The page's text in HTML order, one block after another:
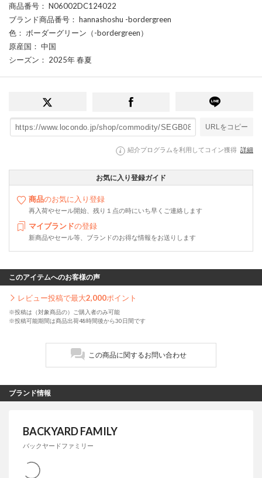
商品番号 ： N06002DC124022
ブランド商品番号 ： hannashoshu -bordergreen
色 ： ボーダーグリーン（-bordergreen）
原産国 ： 中国
シーズン ： 2025年 春夏
URLをコピー
紹介プログラムを利用してコイン獲得 詳細
お気に入り登録ガイド
商品のお気に入り登録
再入荷やセール開始、残り１点の時にいち早くご連絡します
マイブランドの登録
新商品やセール等、ブランドのお得な情報をお送りします
このアイテムへのお客様の声
レビュー投稿で最大2,000ポイント
※投稿は（対象商品の）ご購入者のみ可能
※投稿可能期間は商品出荷48時間後から30日間です
この商品に関するお問い合わせ
ブランド情報
BACKYARD FAMILY
バックヤードファミリー